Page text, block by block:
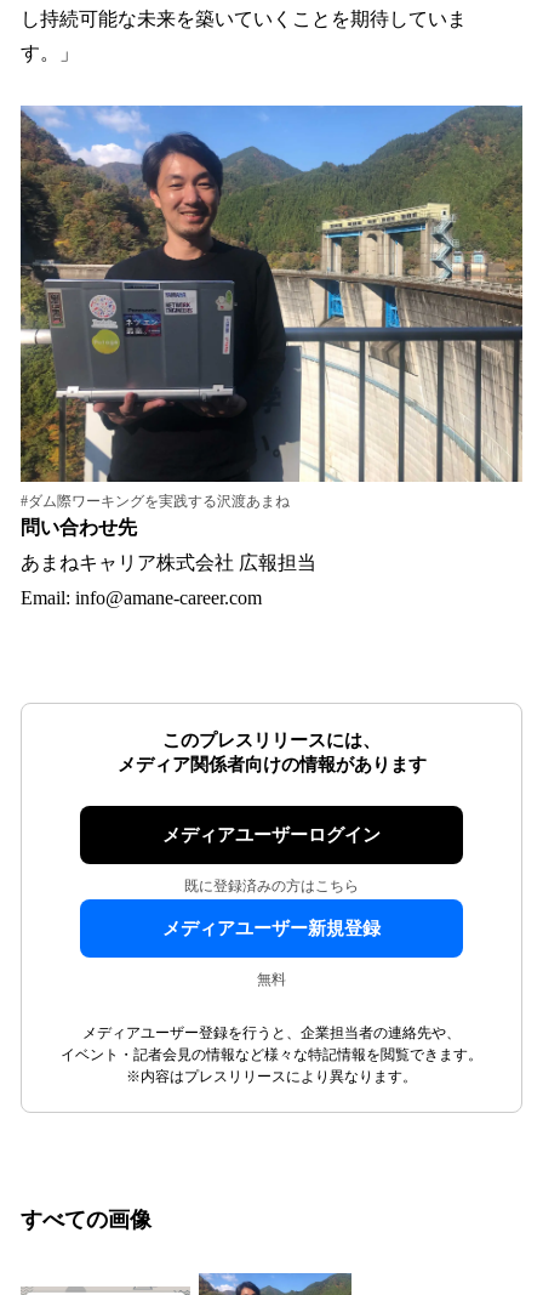
し持続可能な未来を築いていくことを期待していま
す。」
#ダム際ワーキングを実践する沢渡あまね
問い合わせ先
あまねキャリア株式会社 広報担当
Email: info@amane-career.com
このプレスリリースには、
メディア関係者向けの情報があります
メディアユーザーログイン
既に登録済みの方はこちら
メディアユーザー新規登録
無料
メディアユーザー登録を行うと、企業担当者の連絡先や、
イベント・記者会見の情報など様々な特記情報を閲覧できます。
※内容はプレスリリースにより異なります。
すべての画像